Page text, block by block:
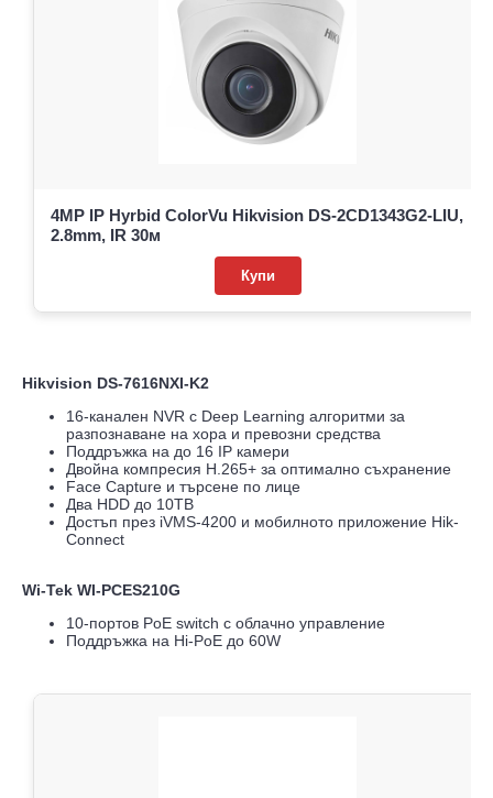
4MP IP Hyrbid ColorVu Hikvision DS-2CD1343G2-LIU,
2.8mm, IR 30м
Купи
Hikvision DS-7616NXI-K2
16-канален NVR с Deep Learning алгоритми за
разпознаване на хора и превозни средства
Поддръжка на до 16 IP камери
Двойна компресия H.265+ за оптимално съхранение
Face Capture и търсене по лице
Два HDD до 10TB
Достъп през iVMS-4200 и мобилното приложение Hik-
Connect
Wi-Tek WI-PCES210G
10-портов PoE switch с облачно управление
Поддръжка на Hi-PoE до 60W